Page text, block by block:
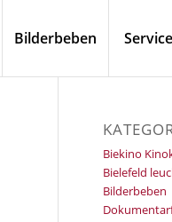
Bilderbeben Service
Biekino
Bielefeld
Bilderbeben